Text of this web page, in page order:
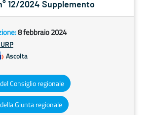
12/2024 Supplemento
8 febbraio 2024
Ascolta
Consiglio regionale
Giunta regionale